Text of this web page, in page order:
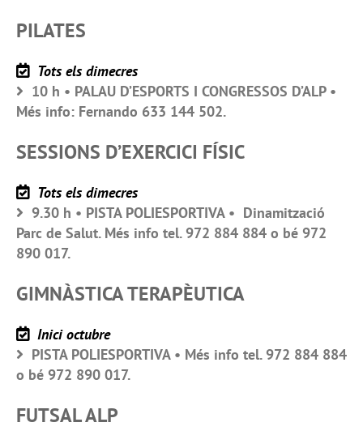
PILATES
Tots els dimecres
10 h • PALAU D’ESPORTS I CONGRESSOS D’ALP •
Més info: Fernando 633 144 502.
SESSIONS D’EXERCICI FÍSIC
Tots els dimecres
9.30 h • PISTA POLIESPORTIVA • Dinamització
Parc de Salut. Més info tel. 972 884 884 o bé 972
890 017.
GIMNÀSTICA TERAPÈUTICA
Inici octubre
PISTA POLIESPORTIVA • Més info tel. 972 884 884
o bé 972 890 017.
FUTSAL ALP